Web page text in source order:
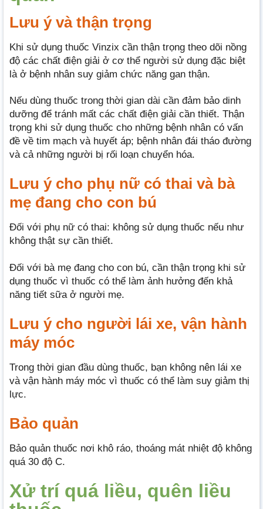
Lưu ý và thận trọng
Khi sử dụng thuốc Vinzix cần thận trọng theo dõi nồng
độ các chất điện giải ở cơ thể người sử dụng đặc biệt
là ở bệnh nhân suy giảm chức năng gan thận.
Nếu dùng thuốc trong thời gian dài cần đảm bảo dinh
dưỡng để tránh mất các chất điện giải cần thiết. Thận
trọng khi sử dụng thuốc cho những bệnh nhân có vấn
đề về tim mạch và huyết áp; bệnh nhân đái tháo đường
và cả những người bị rối loạn chuyển hóa.
Lưu ý cho phụ nữ có thai và bà
mẹ đang cho con bú
Đối với phụ nữ có thai: không sử dụng thuốc nếu như
không thật sự cần thiết.
Đối với bà mẹ đang cho con bú, cần thận trọng khi sử
dụng thuốc vì thuốc có thể làm ảnh hưởng đến khả
năng tiết sữa ở người mẹ.
Lưu ý cho người lái xe, vận hành
máy móc
Trong thời gian đầu dùng thuốc, bạn không nên lái xe
và vận hành máy móc vì thuốc có thể làm suy giảm thị
lực.
Bảo quản
Bảo quản thuốc nơi khô ráo, thoáng mát nhiệt độ không
quá 30 độ C.
Xử trí quá liều, quên liều